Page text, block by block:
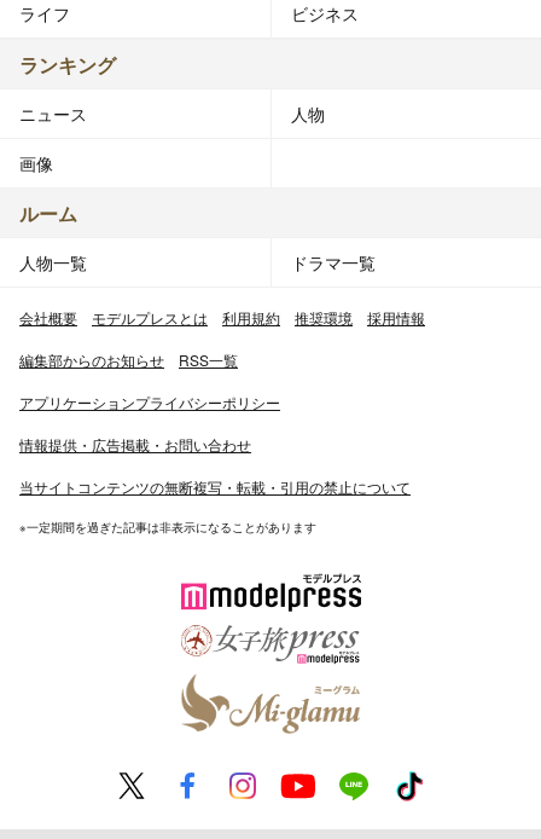
ライフ ビジネス
ランキング
ニュース 人物
画像
ルーム
人物一覧 ドラマ一覧
会社概要 モデルプレスとは 利用規約 推奨環境 採用情報
編集部からのお知らせ RSS一覧
アプリケーションプライバシーポリシー
情報提供・広告掲載・お問い合わせ
当サイトコンテンツの無断複写・転載・引用の禁止について
※一定期間を過ぎた記事は非表示になることがあります